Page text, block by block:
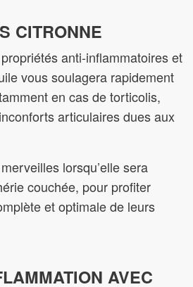
CITRONNE
anti-inflammatoires et
vous soulagera rapidement
en cas de torticolis,
articulaires dues aux
lorsqu’elle sera
couchée, pour profiter
et optimale de leurs
AVEC